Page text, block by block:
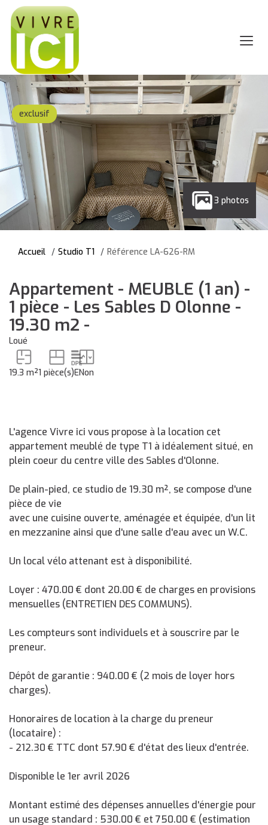
exclusif
3 photos
Accueil Studio T1 Référence LA-626-RM
Appartement - MEUBLE (1 an) -
1 pièce - Les Sables D Olonne -
19.30 m2 -
Loué
19.3 m²1 pièce(s)ENon
L'agence Vivre ici vous propose à la location cet
appartement meublé de type T1 à idéalement situé, en
plein coeur du centre ville des Sables d'Olonne.
De plain-pied, ce studio de 19.30 m², se compose d'une
pièce de vie
avec une cuisine ouverte, aménagée et équipée, d'un lit
en mezzanine ainsi que d'une salle d'eau avec un W.C.
Un local vélo attenant est à disponibilité.
Loyer : 470.00 € dont 20.00 € de charges en provisions
mensuelles (ENTRETIEN DES COMMUNS).
Les compteurs sont individuels et à souscrire par le
preneur.
Dépôt de garantie : 940.00 € (2 mois de loyer hors
charges).
Honoraires de location à la charge du preneur
(locataire) :
- 212.30 € TTC dont 57.90 € d'état des lieux d'entrée.
Disponible le 1er avril 2026
Montant estimé des dépenses annuelles d'énergie pour
un usage standard : 530.00 € et 750.00 € (estimation